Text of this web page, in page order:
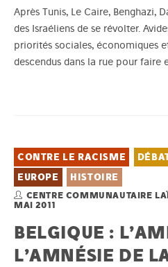
Après Tunis, Le Caire, Benghazi,
des Israéliens de se révolter.
priorités sociales, économiques
descendus dans la rue pour faire
CONTRE LE RACISME
EUROPE
HISTOIRE
CENTRE COMMUNAUTAIRE
MAI 2011
BELGIQUE :
L’AMNÉSIE DE